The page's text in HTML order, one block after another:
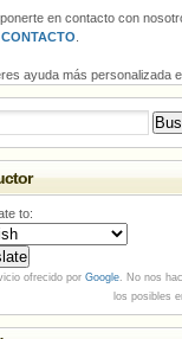
en contacto con
CONTACTO
ayuda más personalizada
to:
ofrecido por Google. No nos
los posibles